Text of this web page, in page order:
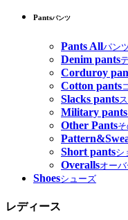
Pantsパンツ
Pants Allパン
Denim pants
Corduroy
Cotton pants
Slacks pants
Military pants
Other Pants
Short pantsシ
Overallsオー
Shoesシューズ
レディース